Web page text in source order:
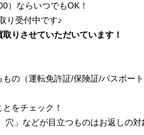
）ならいつでもOK！
り受付中です♪
りさせていただいています！
の（運転免許証/保険証/パスポー
をチェック！
穴」などが目立つものはお返しの